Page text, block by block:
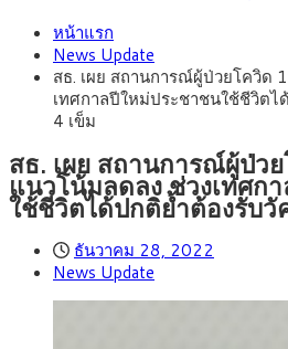
ศักยภาพ
ติดลายการ์ตูน กรมศุลกากร เตือนผู้ปกค
ใหญ่จากเยอรมนี
กรกฎาคม 27, 2026
2569) ซื้อขายในกรอบ 33.40-34.00
สิงหาคม 5, 2026 ครม.ไฟเขียวหลักการ
หน้ารถไฟฟ้าสงขลา โมโนเรล 12.54
สิงหาคม 4, 2026 สธ.ชี้ รพ.รัฐแบกรับผู้
รายหัวเพียง 2,618 บาท เสนอทบทวน
งานจริง
สิงหาคม 3, 2026 กรุงศรี คาดเงินบาท
33.00-33.60 ติดตามข้อมูลจ้างงานสหรั
หน้าแรก
News Update
สธ. เผย สถานการณ์ผู้ป่วยโควิด
เทศกาลปีใหม่ประชาชนใช้ชีวิต
4 เข็ม
สธ. เผย สถานการณ์ผู้ป่ว
แนวโน้มลดลง ช่วงเทศก
ใช้ชีวิตได้ปกติย้ำต้องรับ
ธันวาคม 28, 2022
News Update